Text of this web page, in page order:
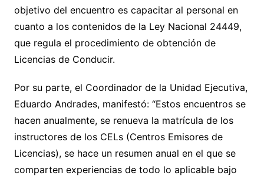
objetivo del encuentro es capacitar al personal en
cuanto a los contenidos de la Ley Nacional 24449,
que regula el procedimiento de obtención de
Licencias de Conducir.
Por su parte, el Coordinador de la Unidad Ejecutiva,
Eduardo Andrades, manifestó: “Estos encuentros se
hacen anualmente, se renueva la matrícula de los
instructores de los CELs (Centros Emisores de
Licencias), se hace un resumen anual en el que se
comparten experiencias de todo lo aplicable bajo